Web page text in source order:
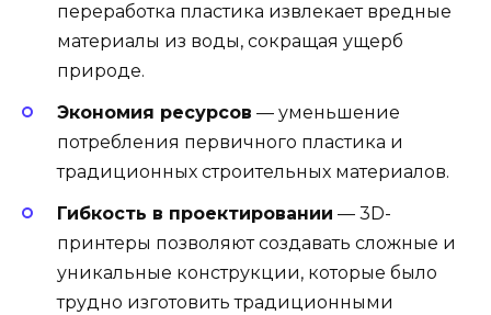
переработка пластика извлекает вредные
материалы из воды, сокращая ущерб
природе.
Экономия ресурсов — уменьшение
потребления первичного пластика и
традиционных строительных материалов.
Гибкость в проектировании — 3D-
принтеры позволяют создавать сложные и
уникальные конструкции, которые было
трудно изготовить традиционными